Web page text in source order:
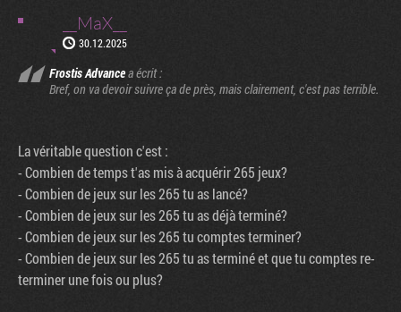
__MaX__
30.12.2025
Frostis Advancea écrit :
Bref, on va devoir suivre ça de près, mais clairement, c'est pas terrible.
La véritable question c'est :
- Combien de temps t'as mis à acquérir 265 jeux?
- Combien de jeux sur les 265 tu as lancé?
- Combien de jeux sur les 265 tu as déjà terminé?
- Combien de jeux sur les 265 tu comptes terminer?
- Combien de jeux sur les 265 tu as terminé et que tu comptes re-
terminer une fois ou plus?